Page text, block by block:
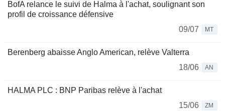
BofA relance le suivi de Halma à l'achat, soulignant son
profil de croissance défensive
09/07
MT
Berenberg abaisse Anglo American, relève Valterra
18/06
AN
HALMA PLC : BNP Paribas relève à l'achat
15/06
ZM